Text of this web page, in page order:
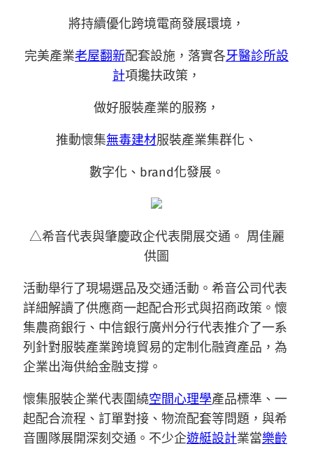
將持續優化跨境電商發展環境，
完美產業老屋翻新配套設施，落實各牙醫診所設
計項攙扶政策，
做好服裝產業的服務，
推動懷集無毒建材服裝產業集群化、
數字化、brand化發展。
△希音代表與肇慶政企代表開展交通。 周佳麗
供圖
活動舉行了現場選品及交通活動。希音公司代表
詳細解讀了供應商一起配合形式與招商政策。懷
集農商銀行、中信銀行廣州分行代表推介了一系
列針對服裝產業跨境貿易的定制化融資產品，為
企業出海供給金融支撐。
懷集服裝企業代表圍繞空間心理學產品標準、一
起配合流程、訂單對接、物流配套等問題，與希
音團隊展開深刻交通。不少企遊艇設計業當樂齡